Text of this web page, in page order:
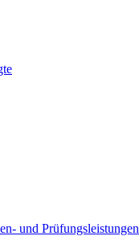
und Prüfungsleistungen